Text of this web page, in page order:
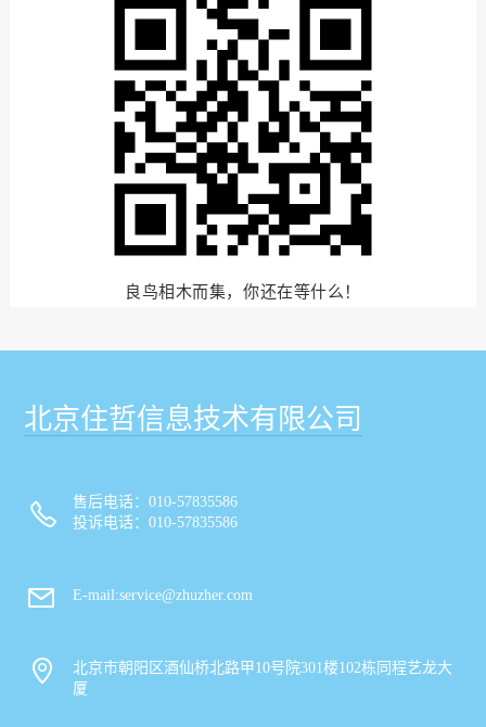
良鸟相木而集， 你还在等什么！
北京住哲信息技术有限公司
售后电话：010-57835586
投诉电话：010-57835586
E-mail:service@zhuzher.com
北京市朝阳区酒仙桥北路甲10号院301楼102栋同程艺龙大
厦